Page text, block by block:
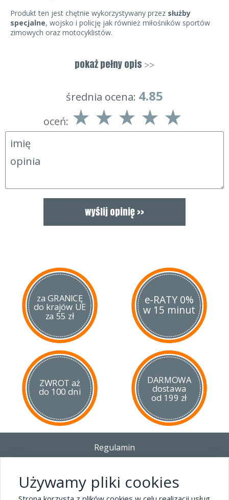
Produkt ten jest chętnie wykorzystywany przez służby
specjalne, wojsko i policję jak również miłośników sportów
zimowych oraz motocyklistów.
anatomiczny kształt
rozmiar uniwersalny
pokaż pełny opis >>
średnia ocena: 4.85
oceń:
za GRANICĘ
do krajów UE
za 55 zł
e-RATY 0%
w 15 minut
ZWROT aż
do 100 dni
DARMOWA
dostawa
od 199 zł
Regulamin
Polityka prywatności i pliki cookies
Blog
Używamy pliki cookies